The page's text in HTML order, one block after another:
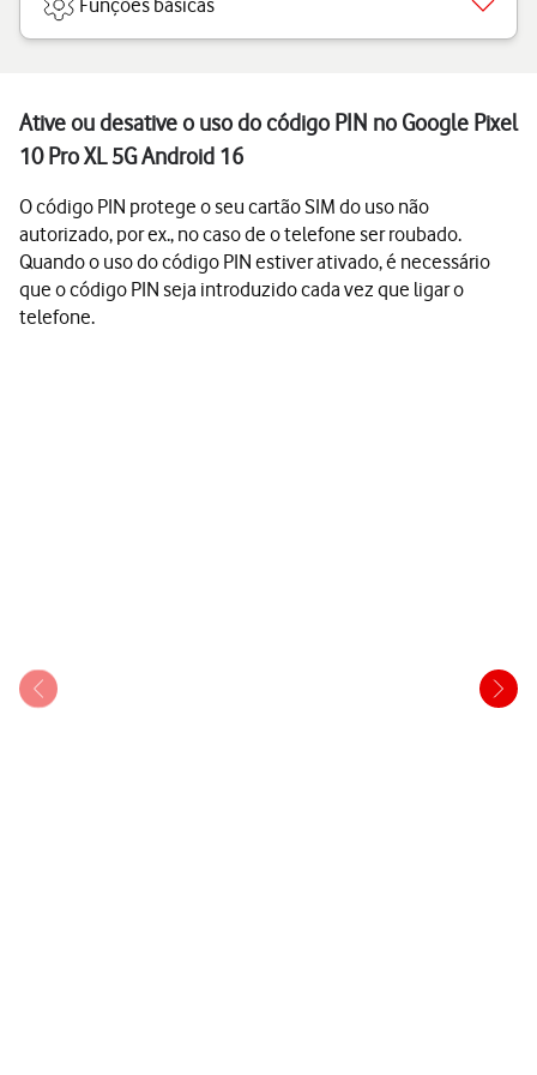
Funções básicas
Ative ou desative o uso do código PIN no Google Pixel
10 Pro XL 5G Android 16
O código PIN protege o seu cartão SIM do uso não
autorizado, por ex., no caso de o telefone ser roubado.
Quando o uso do código PIN estiver ativado, é necessário
que o código PIN seja introduzido cada vez que ligar o
telefone.